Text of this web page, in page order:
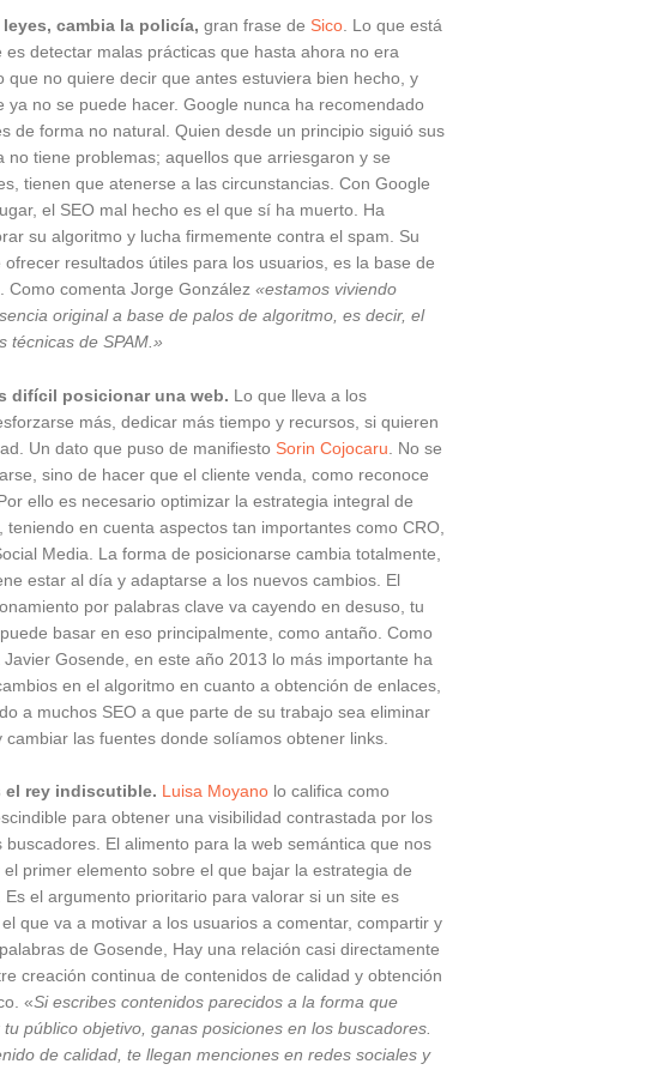
cambia la policía, gran frase de Sico . Lo que está
es detectar malas prácticas que hasta ahora no era
que no quiere decir que antes estuviera bien hecho, y
ya no se puede hacer. Google nunca ha recomendado
de forma no natural. Quien desde un principio siguió sus
no tiene problemas; aquellos que arriesgaron y se
tienen que atenerse a las circunstancias. Con Google
el SEO mal hecho es el que sí ha muerto. Ha
su algoritmo y lucha firmemente contra el spam. Su
ofrecer resultados útiles para los usuarios, es la base de
Como comenta Jorge González«estamos viviendo
original a base de palos de algoritmo, es decir, el
técnicas de SPAM.»
difícil posicionar una web. Lo que lleva a los
más, dedicar más tiempo y recursos, si quieren
Un dato que puso de manifiesto Sorin Cojocaru . No se
sino de hacer que el cliente venda, como reconoce
Por ello es necesario optimizar la estrategia integral de
teniendo en cuenta aspectos tan importantes como CRO,
Media. La forma de posicionarse cambia totalmente,
estar al día y adaptarse a los nuevos cambios. El
por palabras clave va cayendo en desuso, tu
basar en eso principalmente, como antaño. Como
Gosende, en este año 2013 lo más importante ha
en el algoritmo en cuanto a obtención de enlaces,
a muchos SEO a que parte de su trabajo sea eliminar
cambiar las fuentes donde solíamos obtener links.
el rey indiscutible. Luisa Moyano lo califica como
para obtener una visibilidad contrastada por los
buscadores. El alimento para la web semántica que nos
el primer elemento sobre el que bajar la estrategia de
Es el argumento prioritario para valorar si un site es
que va a motivar a los usuarios a comentar, compartir y
de Gosende, Hay una relación casi directamente
creación continua de contenidos de calidad y obtención
«Si escribes contenidos parecidos a la forma que
público objetivo, ganas posiciones en los buscadores.
de calidad, te llegan menciones en redes sociales y